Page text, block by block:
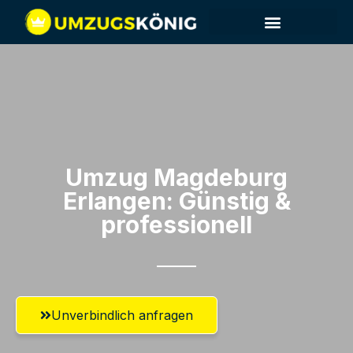
Umzug Magdeburg​
Erlangen: Günstig &
professionell​
Unverbindlich anfragen